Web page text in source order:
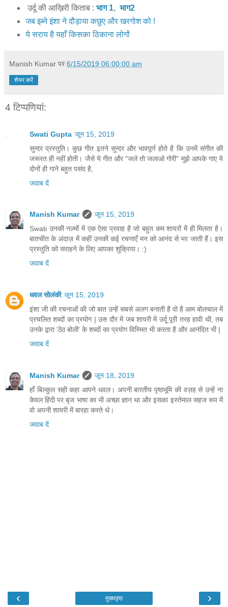
उर्दू की आख़िरी किताब : भाग 1, भाग2
जब इब्ने इंशा ने दौड़ाया कछुए और खरगोश को !
ये सराय है यहाँ किसका ठिकाना लोगों
Manish Kumar पर 6/15/2019 06:00:00 am
शेयर करें
4 टिप्‍पणियां:
Swati Gupta जून 15, 2019
सुन्दर प्रस्तुति। कुछ गीत इतने सुन्दर और भावपूर्ण होते है कि उनमें संगीत की
जरूरत ही नहीं होती। जैसे ये गीत और "जले तो जलाओ गोरी" मुझे आपके गाए ये
दोनों ही गाने बहुत पसंद है,
जवाब दें
Manish Kumar
जून 15, 2019
Swati उनकी नज़्मों में एक ऐसा प्रवाह है जो बहुत कम शायरों में ही मिलता है।
बातचीत के अंदाज़ में कहीं उनकी कई रचनाएँ मन को आनंद से भर जाती हैं। इस
प्रस्तुति को सराहने के लिए आपका शुक्रिया। :)
जवाब दें
धवल सोलंकी जून 15, 2019
इंशा जी की रचनाओं की जो बात उन्हें सबसे अलग बनाती है वो है आम बोलचाल में
प्रचलित शब्दों का प्रयोग | उस दौर में जब शायरी में उर्दू पूरी तरह हावी थी, तब
उनके द्वारा 'ठेठ बोली' के शब्दों का प्रयोग विस्मित भी करता है और आनंदित भी |
जवाब दें
Manish Kumar
जून 18, 2019
हाँ बिल्कुल सही कहा आपने धवल। अपनी बारतीय पृष्ठभूमि की वज़ह से उन्हें ना
केवल हिंदी पर बृज भाषा का भी अच्छा ज्ञान था और इसका इस्तेमाल सहज रूप में
वो अपनी शायरी में बारहा करते थे।
जवाब दें
‹ ›
मुख्यपृष्ठ